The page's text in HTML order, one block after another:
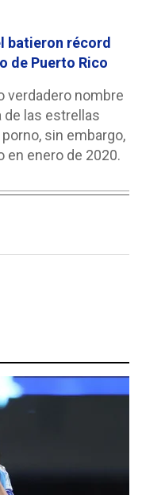
batieron récord
de Puerto Rico
verdadero nombre
de las estrellas
sin embargo,
en enero de 2020.